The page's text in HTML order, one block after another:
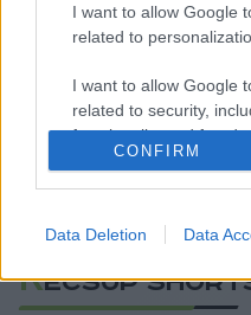
I want to allow Google
related to
I want to allow Google
related to security,
functionality and fraud
user protection.
CONFIRM
Data Deletion Data
rendszerváltás utáni
miniszterelnökének,
Megalakul az új
miniszterelnök
székely és a
KECSUP